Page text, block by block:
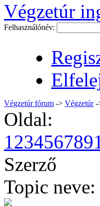
Végzetúr
Felhasználónév:
Végzetúr fórum -> Végzetúr-
Oldal:
123456789
Szerző
Topic neve: